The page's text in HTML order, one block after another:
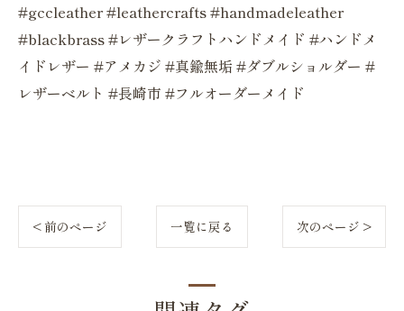
#gccleather #leathercrafts #handmadeleather
#blackbrass #レザークラフトハンドメイド #ハンドメ
イドレザー #アメカジ #真鍮無垢 #ダブルショルダー #
レザーベルト #長崎市 #フルオーダーメイド
< 前のページ 一覧に戻る 次のページ >